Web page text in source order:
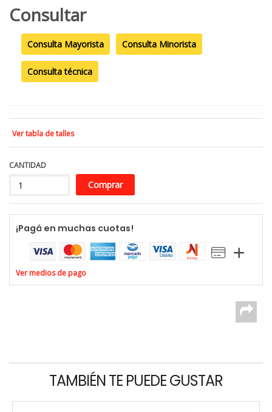
Consultar
Consulta Mayorista Consulta Minorista
Consulta técnica
Ver tabla de talles
CANTIDAD
¡Pagá en muchas cuotas!
Ver medios de pago
TAMBIÉN TE PUEDE GUSTAR